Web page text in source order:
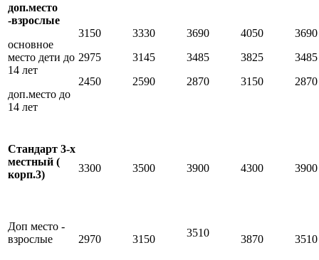
доп.место
-взрослые
основное
место дети до
14 лет
доп.место до
14 лет
3150
2975
2450
3330
3145
2590
3690
3485
2870
4050
3825
3150
3690
3485
2870
Стандарт 3-х
местный (
корп.3)
3300 3500 3900 4300 3900
Доп место -
взрослые
2970 3150
3510
3870 3510